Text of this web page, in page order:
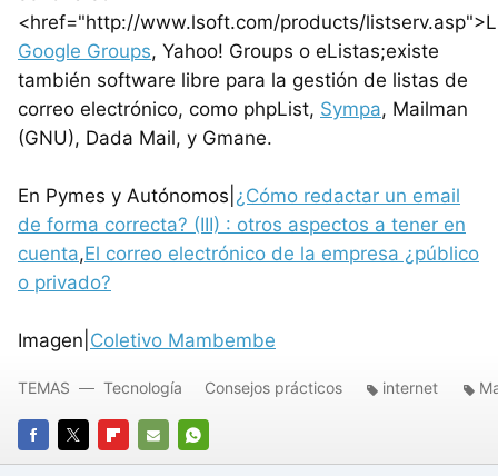
<href="http://www.lsoft.com/products/
Google Groups, Yahoo! Groups o eListas;existe
también software libre para la gestión de listas de
correo electrónico, como phpList, Sympa, Mailman
(GNU), Dada Mail, y Gmane.
En Pymes y Autónomos| ¿Cómo redactar un email
de forma correcta? (III) : otros aspectos a tener en
cuenta,El correo electrónico de la empresa ¿público
o privado?
Imagen| Coletivo Mambembe
FACEBOOK
TWITTERFLIPBOARD
E-
WHATSAPP
TEMAS Tecnología Consejos prácticos internet